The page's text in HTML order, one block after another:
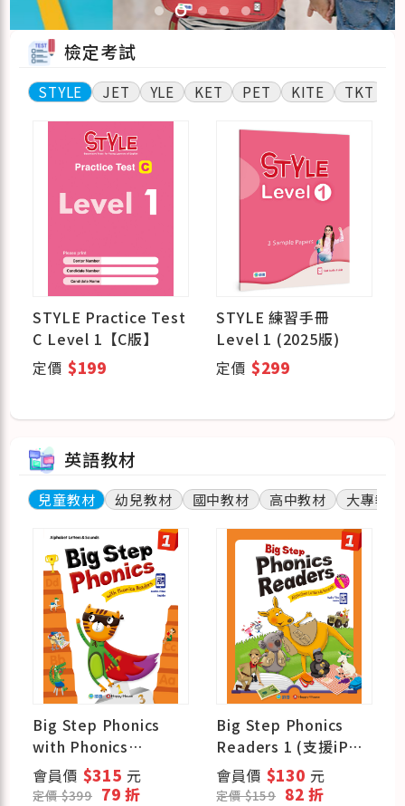
檢定考試
STYLE JET YLE KET PET KITE TKT
STYLE Practice Test
C Level 1【C版】
定價 $199
STYLE 練習手冊
Level 1 (2025版)
定價 $299
英語教材
兒童教材 幼兒教材 國中教材 高中教材 大專教材
Big Step Phonics
with Phonics
Readers 1 (課本+練
習本+線上資源)
會員價 $315 元
定價 $399 79 折
Big Step Phonics
Readers 1 (支援iPEN
點讀筆)
會員價 $130 元
定價 $159 82 折